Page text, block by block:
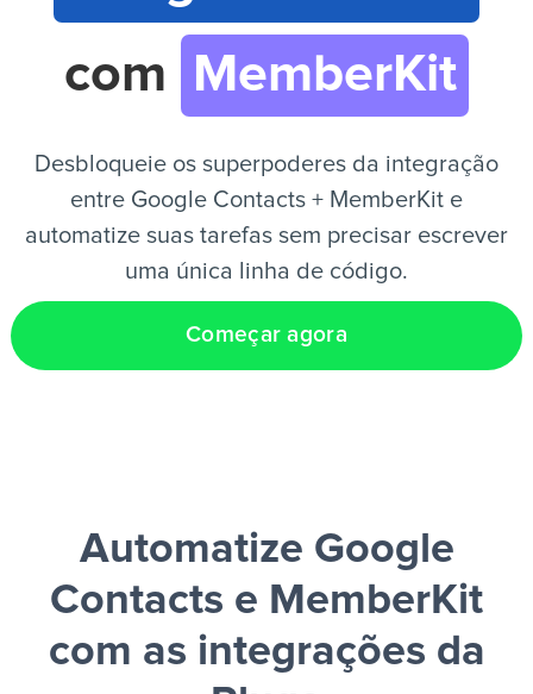
PT
com
MemberKit
Desbloqueie os superpoderes da integração
entre Google Contacts + MemberKit e
automatize suas tarefas sem precisar escrever
uma única linha de código.
Começar agora
Automatize Google
Contacts e MemberKit
com as integrações da